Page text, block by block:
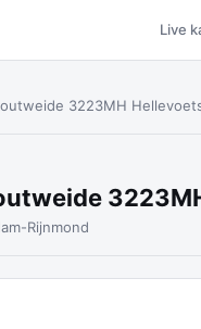
Live
3223MH
Rijnmond